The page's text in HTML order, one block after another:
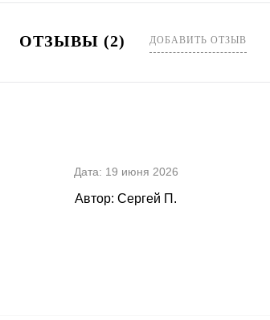
ОТЗЫВЫ (2) ДОБАВИТЬ ОТЗЫВ
Дата: 19 июня 2026
Автор: Сергей П.